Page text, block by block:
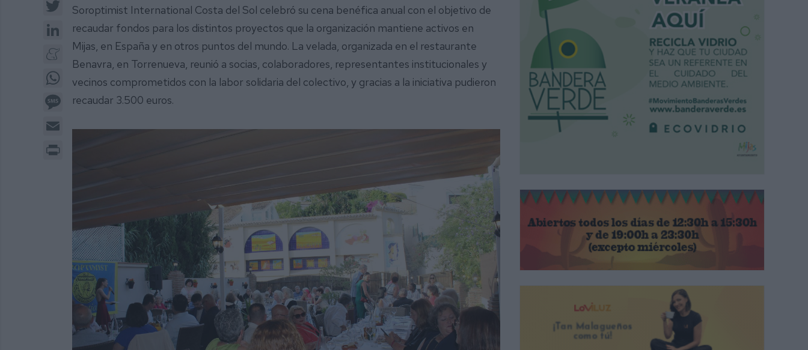
LinkedIn
Meneame
Message
Soroptimist International Costa del Sol celebró su cena benéfica anual con el objetivo de
recaudar fondos para los distintos proyectos que la organización mantiene activos en
Mijas, en España y en otros puntos del mundo. La velada, organizada en el restaurante
Benavra, en Torrenueva, reunió a socias, colaboradores, representantes institucionales y
vecinos comprometidos con la labor solidaria del colectivo, y gracias a la iniciativa pudieron
recaudar 3.500 euros.